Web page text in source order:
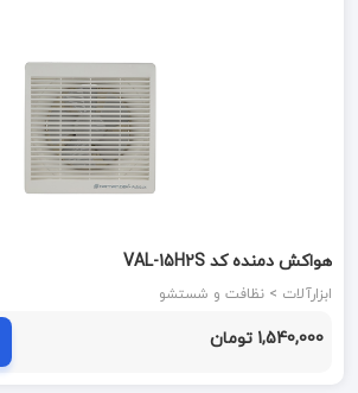
هواکش دمنده کد VAL-15H2S
ابزارآلات > نظافت و شستشو
1,540,000 تومان